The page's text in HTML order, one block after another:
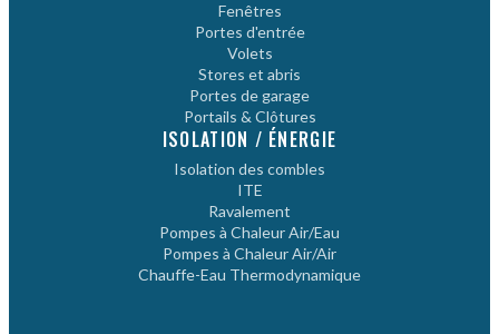
Fenêtres
Portes d'entrée
Volets
Stores et abris
Portes de garage
Portails & Clôtures
ISOLATION / ÉNERGIE
Isolation des combles
ITE
Ravalement
Pompes à Chaleur Air/Eau
Pompes à Chaleur Air/Air
Chauffe-Eau Thermodynamique